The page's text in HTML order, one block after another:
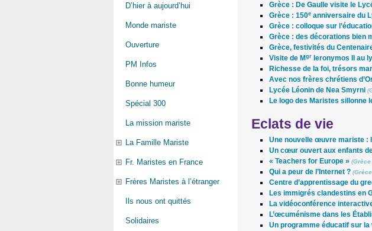
Grèce : De Gaulle visite le
Grèce : 150eanniversaire du
Grèce : colloque sur
Grèce : des décorations bien
Grèce, festivités du
Visite de MgrIeronymos II au
Richesse de la foi, trésors
Avec nos frères chrétiens
Lycée Léonin de Nea Smyrni (
Le logo des Maristes sillonne
Eclats de vie
Une nouvelle œuvre mariste :
Un cœur ouvert aux enfants
« Teachers for Europe » (Grèce
Qui a peur de l’Internet ? (Grèce
Centre d’apprentissage du
Les immigrés clandestins en
La vidéoconférence
L’œcuménisme dans les
Un programme éducatif sur
D’hier à aujourd’hui
Monde mariste
Ouverture
PM Infos
Bonne humeur
Spécial 300
La mission mariste
La Famille Mariste
Fr. Maristes en France
Frères Maristes à l’étranger
Ils nous ont quittés
Solidaires